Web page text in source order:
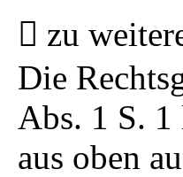
zu
Die
Abs. 1 S.
aus oben